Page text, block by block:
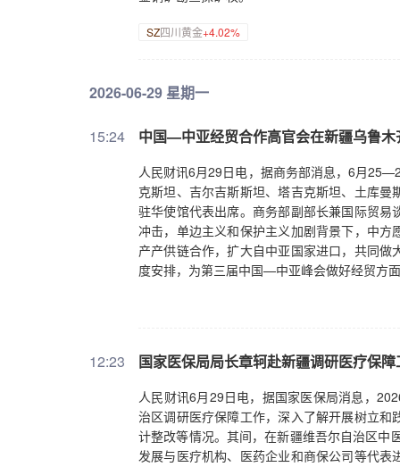
SZ四川黄金+4.02%
2026-06-29 星期一
15:24 中国—中亚经贸合作高官会在新疆乌鲁木
人民财讯6月29日电，据商务部消息，6月
克斯坦、吉尔吉斯斯坦、塔吉克斯坦、土库
驻华使馆代表出席。商务部副部长兼国际贸
冲击，单边主义和保护主义加剧背景下，中
产产供链合作，扩大自中亚国家进口，共同
度安排，为第三届中国—中亚峰会做好经贸方
12:23 国家医保局局长章轲赴新疆调研医疗保障
人民财讯6月29日电，据国家医保局消息，
治区调研医疗保障工作，深入了解开展树立
计整改等情况。其间，在新疆维吾尔自治区中
发展与医疗机构、医药企业和商保公司等代